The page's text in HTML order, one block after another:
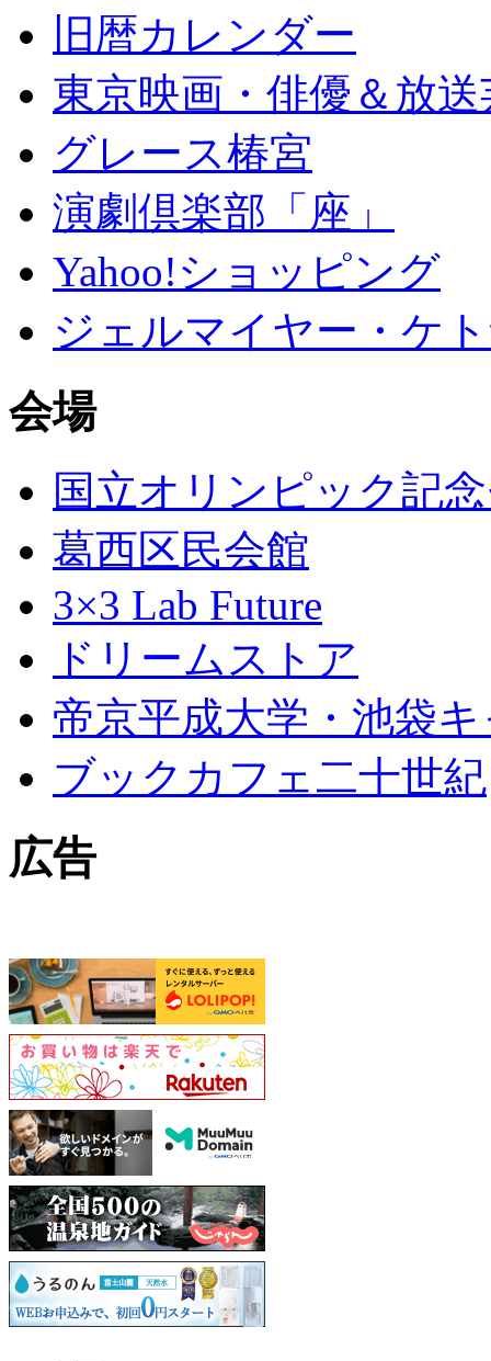
旧暦カレンダー
東京映画・俳優＆放
グレース椿宮
演劇倶楽部「座」
Yahoo!ショッピング
ジェルマイヤー・ケ
会場
国立オリンピック記
葛西区民会館
3×3 Lab Future
ドリームストア
帝京平成大学・池袋
ブックカフェ二十世紀
広告